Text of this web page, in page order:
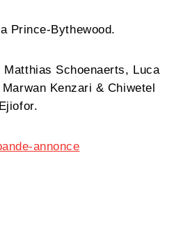
Prince-Bythewood.
Schoenaerts, Luca
Kenzari & Chiwetel
Ejiofor.
annonce